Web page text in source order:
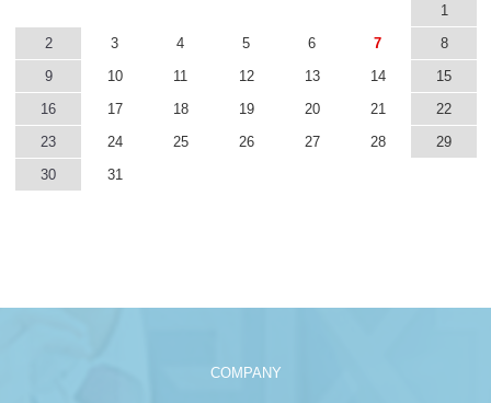
1
2
3 4 5 6 7
8
9
10 11 12 13 14
15
16
17 18 19 20 21
22
23
24 25 26 27 28
29
30
31
COMPANY